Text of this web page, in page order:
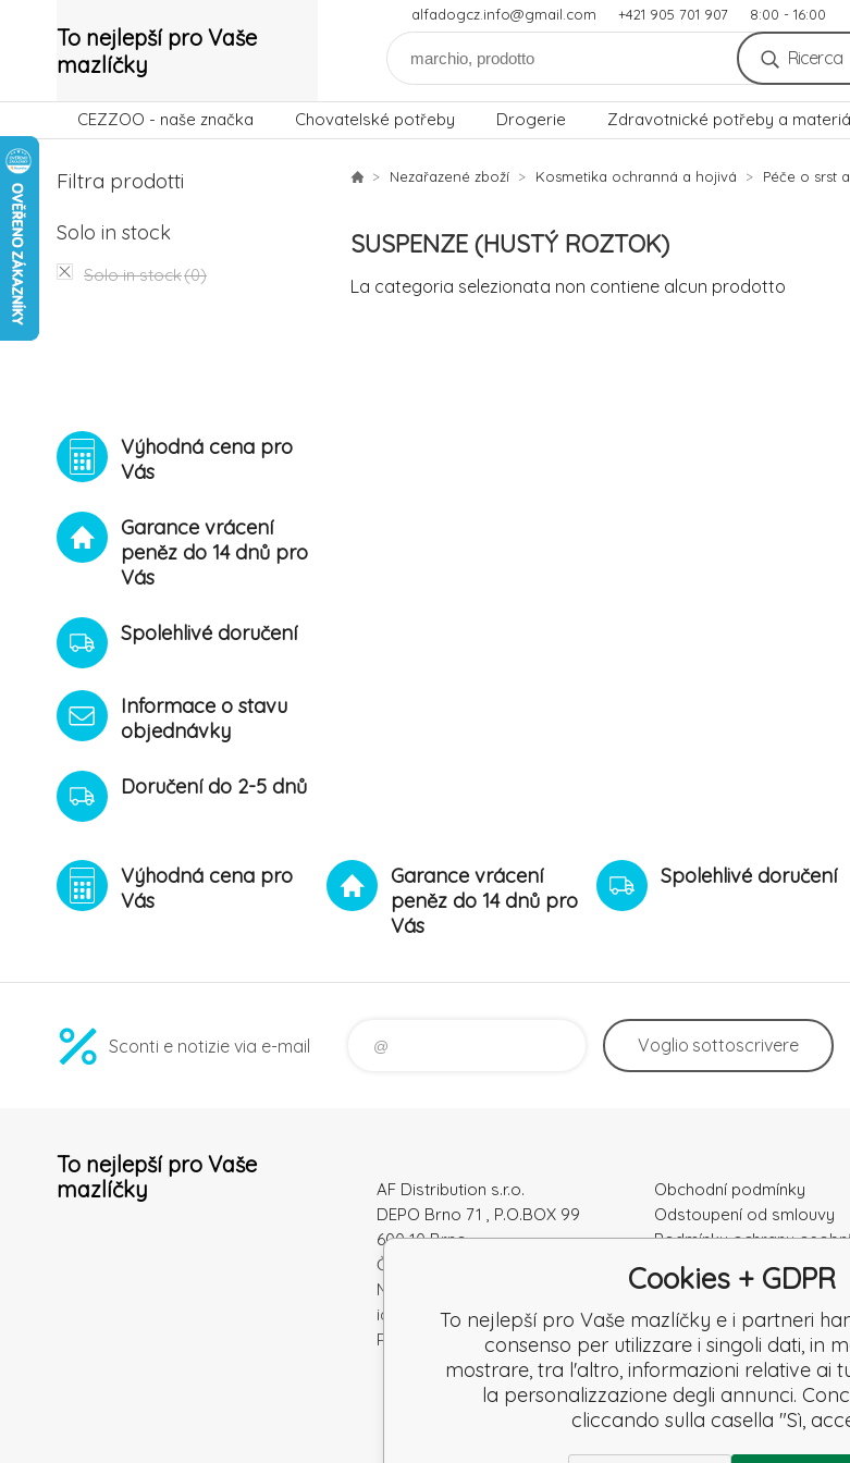
To nejlepší pro Vaše
mazlíčky
alfadogcz.info@gmail.com +421 905 701 907 8:00 - 16:00
Ricerca
CEZZOO - naše značka Chovatelské potřeby Drogerie Zdravotnické potřeby a
Filtra prodotti
Solo in stock
Solo in stock(0)
Výhodná cena pro
Vás
Garance vrácení
peněz do 14 dnů pro
Vás
Spolehlivé doručení
Informace o stavu
objednávky
Doručení do 2-5 dnů
Nezařazené zboží Kosmetika ochranná a hojivá Péče o srst
SUSPENZE (HUSTÝ ROZTOK)
La categoria selezionata non contiene alcun prodotto
Výhodná cena pro
Vás
Garance vrácení
peněz do 14 dnů pro
Vás
Spolehlivé doručení
Sconti e notizie via e-mail Voglio sottoscrivere
To nejlepší pro Vaše
mazlíčky
AF Distribution s.r.o.
DEPO Brno 71 , P.O.BOX 99
600 10 Brno
Česká republika
Numero di
identificazione: 52010180
Partita IVA: SK2120864328
Obchodní podmínky
Odstoupení od smlouvy
Podmínky ochrany
údajú
Kontakty
Záruka a Reklamace
Reklamační formulář
Denuncia
Revisione
Cookies + GDPR
To nejlepší pro Vaše mazlíčky e i partneri
consenso per utilizzare i singoli dati, in
mostrare, tra l'altro, informazioni relative ai
la personalizzazione degli annunci.
cliccando sulla casella "Sì,